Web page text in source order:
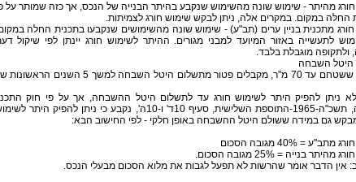
מהיתר - שימוש שונה מהשימוש שנקבע בהיתר הבנייה של הנכס, אך כזה שמותר על
החלה במקום. במקרים אלה, ניתן לבקש שימוש חורג לצמיתות.
מתכנית בניין ערים (תב"ע) - שימוש שונה מהשימושים שנקבעו בתכנית החלה
לתעשייה באזור המיועד למבני מגורים. ההיתר לשימוש חורג יינתן לפי שיקול
ולתקופה מוגבלת בלבד.
היטל השבחה
עסקים ששטחם עד 70 מ"ר, מקבלים פטור מתשלום היטל השבחה למשך 5 השנים
ניתן להפיק היתר לשימוש חורג עד לתשלום היטל ההשבחה, אך על פי חוק
והבנייה, תשכ"ה-1965-התוספת השלישית, סעיף 10ד' ו-10ה', נקבע כי ניתן להפיק היתר
גם במידה ששולם היטל ההשבחה באופן חלקי - לפי החישוב הבא:
= 40% מגובה הסכום
בנייה = 25% מגובה הסכום.
אין הדבר אומר שהרשות לא תפעל לגבות את מלוא הסכום מבעלי הנכס.